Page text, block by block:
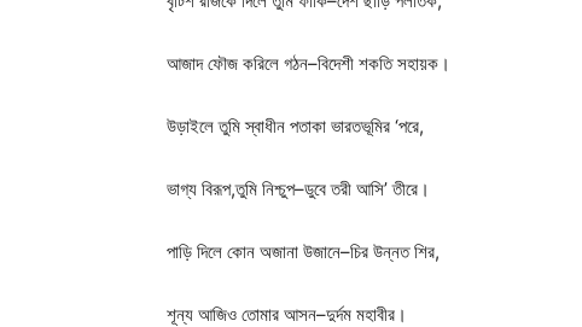
আজাদ ফৌজ করিলে গঠন–বিদেশী শকতি সহায়ক।
উড়াইলে তুমি স্বাধীন পতাকা ভারতভূমির ‘পরে,
ভাগ্য বিরূপ,তুমি নিশ্চুপ–ডুবে তরী আসি’তীরে।
পাড়ি দিলে কোন অজানা উজানে–চির উন্নত শির,
শূন্য আজিও তোমার আসন–দুর্দম মহাবীর।